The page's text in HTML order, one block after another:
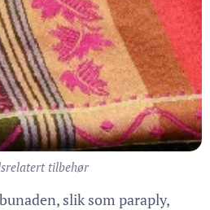
tilbehør
slik som paraply,